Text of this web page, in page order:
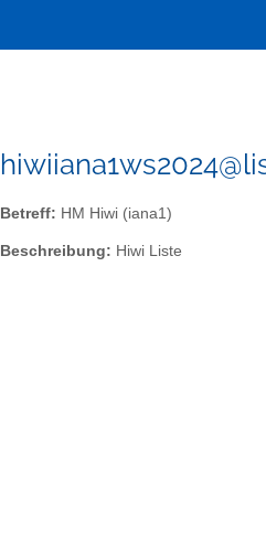
Betreff: HM Hiwi (iana1)
Beschreibung: Hiwi Liste